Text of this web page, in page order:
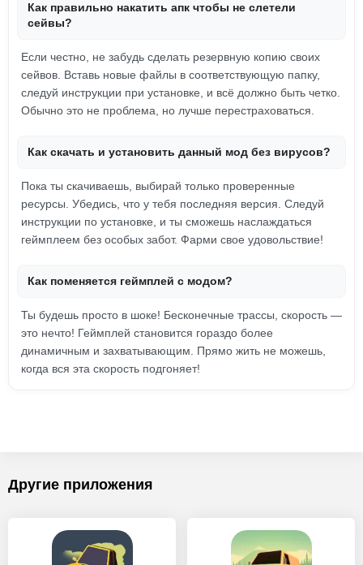
Как правильно накатить апк чтобы не слетели
сейвы?
Если честно, не забудь сделать резервную копию своих
сейвов. Вставь новые файлы в соответствующую папку,
следуй инструкции при установке, и всё должно быть четко.
Обычно это не проблема, но лучше перестраховаться.
Как скачать и установить данный мод без вирусов?
Пока ты скачиваешь, выбирай только проверенные
ресурсы. Убедись, что у тебя последняя версия. Следуй
инструкции по установке, и ты сможешь наслаждаться
геймплеем без особых забот. Фарми свое удовольствие!
Как поменяется геймплей с модом?
Ты будешь просто в шоке! Бесконечные трассы, скорость —
это нечто! Геймплей становится гораздо более
динамичным и захватывающим. Прямо жить не можешь,
когда вся эта скорость подгоняет!
Другие приложения